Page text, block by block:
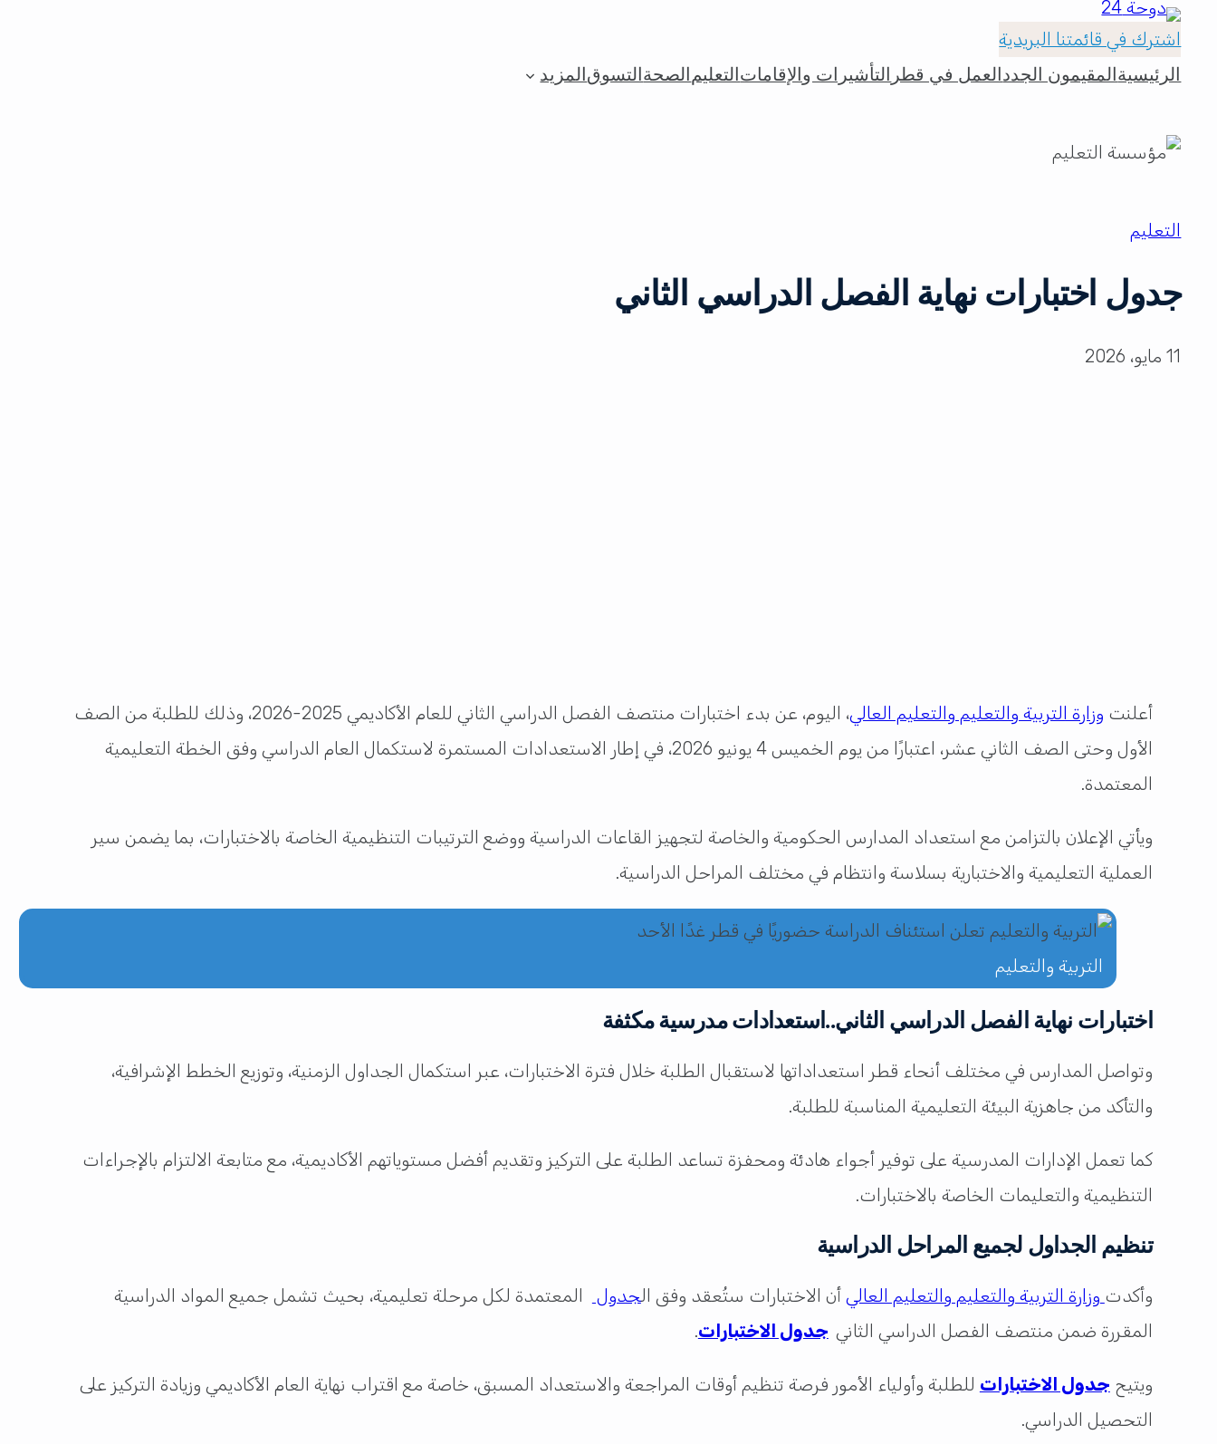
اشترك في قائمتنا البريدية
الرئيسية المقيمون الجدد العمل في قطر التأشيرات والإقامات التعليم الصحة التسوق المزيد
التعليم
جدول اختبارات نهاية الفصل الدراسي الثاني
11 مايو، 2026
أعلنت وزارة التربية والتعليم والتعليم العالي
، اليوم، عن بدء اختبارات منتصف الفصل الدراسي الثاني للعام الأكاديمي 2025-2026، وذلك للطلبة من الصف
الأول وحتى الصف الثاني عشر، اعتبارًا من يوم الخميس 4 يونيو 2026، في إطار الاستعدادات المستمرة لاستكمال العام الدراسي وفق الخطة التعليمية
المعتمدة.
ويأتي الإعلان بالتزامن مع استعداد المدارس الحكومية والخاصة لتجهيز القاعات الدراسية ووضع الترتيبات التنظيمية الخاصة بالاختبارات، بما يضمن سير
العملية التعليمية والاختبارية بسلاسة وانتظام في مختلف المراحل الدراسية.
التربية والتعليم
اختبارات نهاية الفصل الدراسي الثاني..استعدادات مدرسية مكثفة
وتواصل المدارس في مختلف أنحاء قطر استعداداتها لاستقبال الطلبة خلال فترة الاختبارات، عبر استكمال الجداول الزمنية، وتوزيع الخطط الإشرافية،
والتأكد من جاهزية البيئة التعليمية المناسبة للطلبة.
كما تعمل الإدارات المدرسية على توفير أجواء هادئة ومحفزة تساعد الطلبة على التركيز وتقديم أفضل مستوياتهم الأكاديمية، مع متابعة الالتزام بالإجراءات
التنظيمية والتعليمات الخاصة بالاختبارات.
تنظيم الجداول لجميع المراحل الدراسية
وأكدت وزارة التربية والتعليم والتعليم العالي أن الاختبارات ستُعقد وفق الجدول
المعتمدة لكل مرحلة تعليمية، بحيث تشمل جميع المواد الدراسية
المقررة ضمن منتصف الفصل الدراسي الثاني جدول الاختبارات.
ويتيح جدول الاختبارات للطلبة وأولياء الأمور فرصة تنظيم أوقات المراجعة والاستعداد المسبق، خاصة مع اقتراب نهاية العام الأكاديمي وزيادة التركيز على
التحصيل الدراسي.